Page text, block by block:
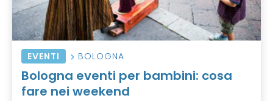
EVENTI BOLOGNA
Bologna eventi per bambini: cosa
fare nei weekend